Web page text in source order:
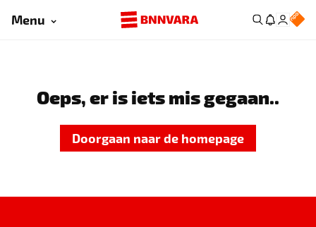
Menu
Oeps, er is iets mis gegaan..
Doorgaan naar de homepage